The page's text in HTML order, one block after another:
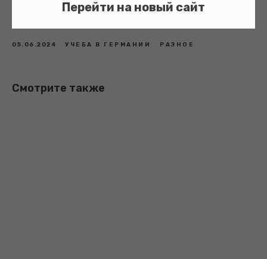
Валентина Васильева
05.06.2024 УЧЕБА В ГЕРМАНИИ РАЗНОЕ
Смотрите также
Перейти на новый сайт